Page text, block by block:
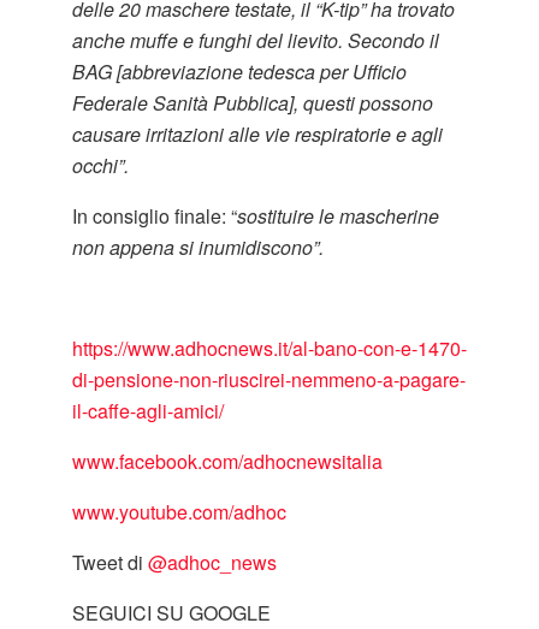
delle 20 maschere testate, il “K-tip” ha trovato
anche muffe e funghi del lievito. Secondo il
BAG [abbreviazione tedesca per Ufficio
Federale Sanità Pubblica], questi possono
causare irritazioni alle vie respiratorie e agli
occhi”.
In consiglio finale: “sostituire le mascherine
non appena si inumidiscono”.
https://www.adhocnews.it/al-bano-con-e-1470-
di-pensione-non-riuscirei-nemmeno-a-pagare-
il-caffe-agli-amici/
www.facebook.com/adhocnewsitalia
www.youtube.com/adhoc
Tweet di ‎@adhoc_news
SEGUICI SU GOOGLE